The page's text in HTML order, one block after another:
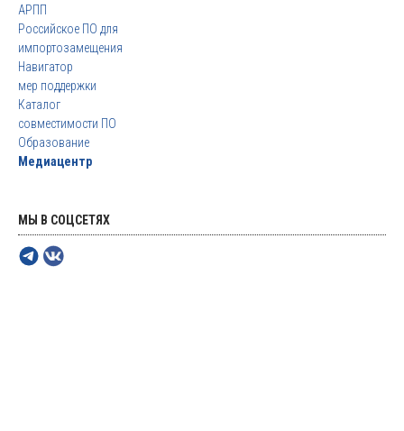
АРПП
Российское ПО для
импортозамещения
Навигатор
мер поддержки
Каталог
совместимости ПО
Образование
Медиацентр
МЫ В СОЦСЕТЯХ